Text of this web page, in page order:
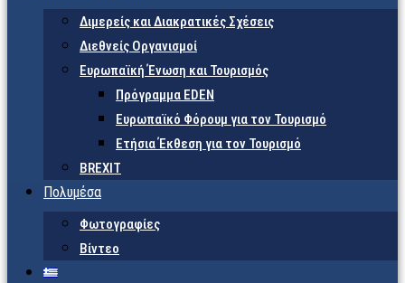
Διμερείς και Διακρατικές Σχέσεις
Διεθνείς Οργανισμοί
Ευρωπαϊκή Ένωση και Τουρισμός
Πρόγραμμα EDEN
Ευρωπαϊκό Φόρουμ για τον Τουρισμό
Ετήσια Έκθεση για τον Τουρισμό
BREXIT
Πολυμέσα
Φωτογραφίες
Βίντεο